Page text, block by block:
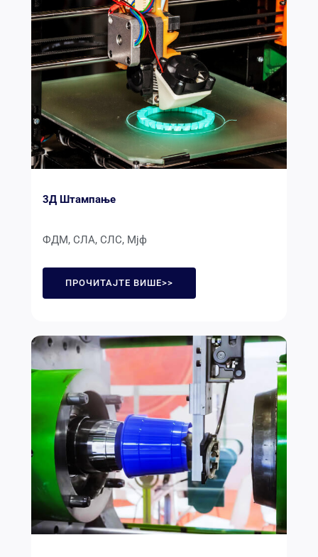
3Д Штампање
ФДМ, СЛА, СЛС, Мјф
ПРОЧИТАЈТЕ ВИШЕ>>